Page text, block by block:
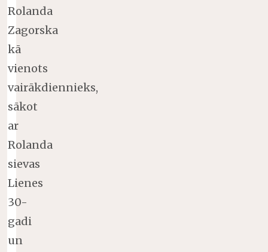
Rolanda
Zagorska
kā
vienots
vairākdiennieks,
sākot
ar
Rolanda
sievas
Lienes
30-
gadi
un